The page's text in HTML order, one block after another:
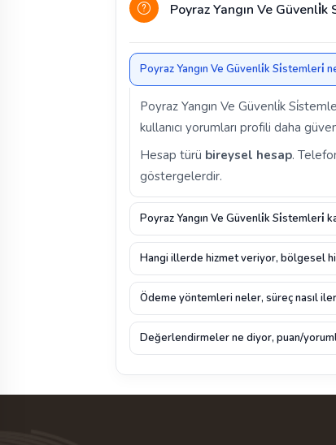
Poyraz Yangın Ve
Poyraz Yangın Ve Güvenli̇k Si̇stemleri̇
Poyraz Yangın Ve Güvenli̇k
kullanıcı yorumları profili daha
Hesap türü bireysel hesap.
göstergelerdir.
Poyraz Yangın Ve Güvenli̇k Si̇stemleri̇
Hangi illerde hizmet veriyor, bölgesel
Ödeme yöntemleri neler, süreç nasıl
Değerlendirmeler ne diyor, puan/